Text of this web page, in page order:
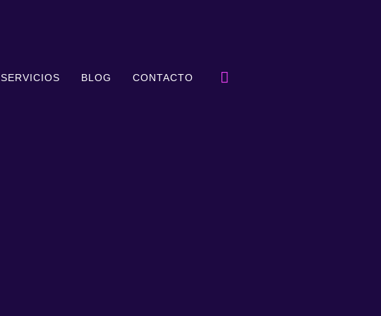
SERVICIOS BLOG CONTACTO